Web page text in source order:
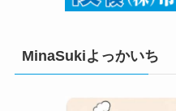
MinaSukiよっかいち